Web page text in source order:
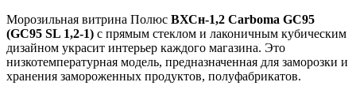
Морозильная витрина Полюс ВХСн-1,2 Carboma GC95
(GC95 SL 1,2-1) с прямым стеклом и лаконичным кубическим
дизайном украсит интерьер каждого магазина. Это
низкотемпературная модель, предназначенная для заморозки и
хранения замороженных продуктов, полуфабрикатов.